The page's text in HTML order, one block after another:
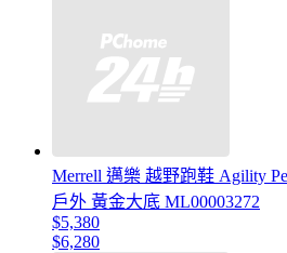
Merrell 邁樂 越野跑鞋 Agility
戶外 黃金大底 ML00003272
$5,380
$6,280